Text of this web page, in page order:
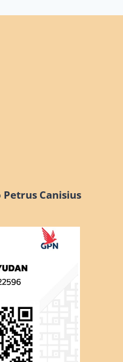
Canisius